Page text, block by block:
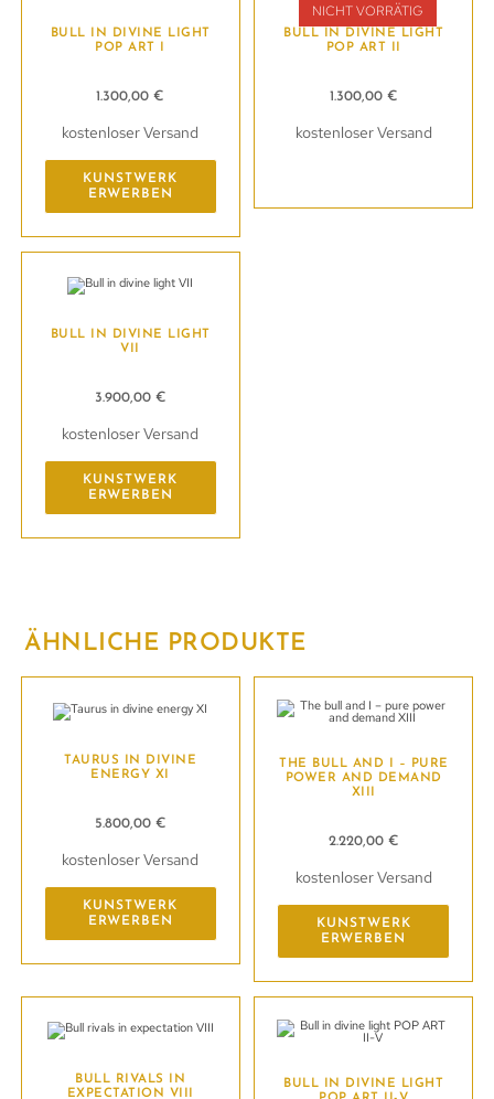
BULL IN DIVINE LIGHT
POP ART I
1.300,00€
kostenloser Versand
KUNSTWERK
ERWERBEN
NICHT VORRÄTIG
BULL IN DIVINE LIGHT
POP ART II
1.300,00 €
kostenloser Versand
BULL IN DIVINE LIGHT
VII
3.900,00 €
kostenloser Versand
KUNSTWERK
ERWERBEN
ÄHNLICHE PRODUKTE
TAURUS IN DIVINE
ENERGY XI
5.800,00 €
kostenloser Versand
KUNSTWERK
ERWERBEN
THE BULL AND I – PURE
POWER AND DEMAND
XIII
2.220,00 €
kostenloser Versand
KUNSTWERK
ERWERBEN
BULL RIVALS IN
EXPECTATION VIII
BULL IN DIVINE LIGHT